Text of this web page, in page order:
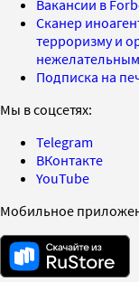
Вакансии в
Сканер
терроризму и
Подписка на
Мы в соцсетях:
Telegram
ВКонтакте
YouTube
Мобильное